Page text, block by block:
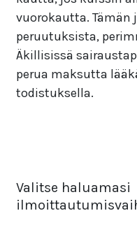
vuorokautta. Tämän
peruutuksista,
Äkillisissä
perua maksutta
todistuksella.
Valitse haluamasi